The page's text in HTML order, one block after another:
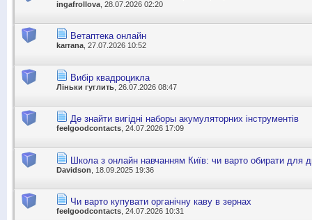
ingafrollova , 28.07.2026 02:20
Ветаптека онлайн
karrana , 27.07.2026 10:52
Вибір квадроцикла
Ліньки гуглить , 26.07.2026 08:47
Де знайти вигідні наборы акумуляторних інструментів
feelgoodcontacts , 24.07.2026 17:09
Школа з онлайн навчанням Київ: чи варто обирати для
Davidson , 18.09.2025 19:36
Чи варто купувати органічну каву в зернах
feelgoodcontacts , 24.07.2026 10:31